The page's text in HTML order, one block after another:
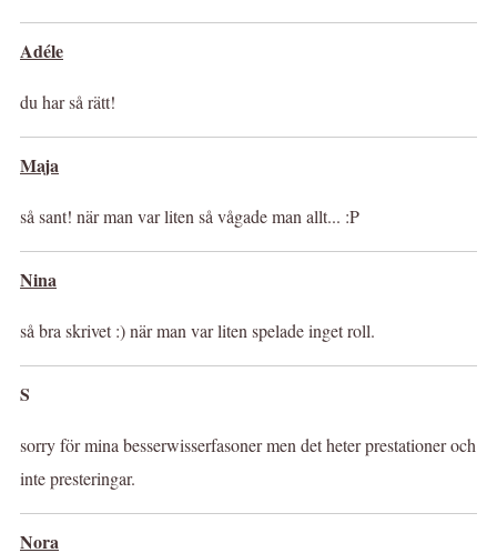
Adéle
du har så rätt!
Maja
så sant! när man var liten så vågade man allt... :P
Nina
så bra skrivet :) när man var liten spelade inget roll.
S
sorry för mina besserwisserfasoner men det heter prestationer och
inte presteringar.
Nora